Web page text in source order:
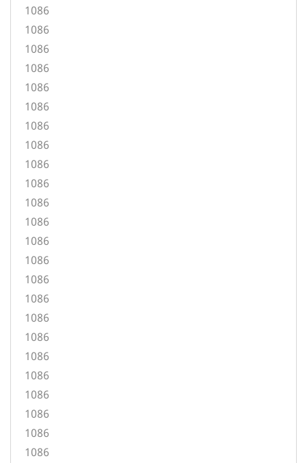
1086
1086
1086
1086
1086
1086
1086
1086
1086
1086
1086
1086
1086
1086
1086
1086
1086
1086
1086
1086
1086
1086
1086
1086